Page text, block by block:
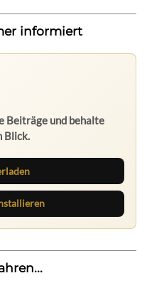
informiert
Beiträge und behalte
Blick.